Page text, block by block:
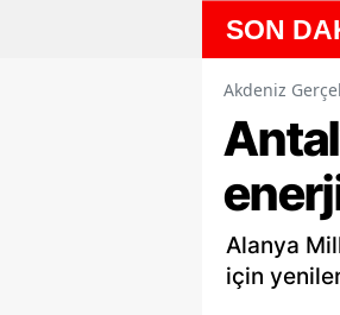
SON
Gücü Zayıfladı"
Akdeniz
Alanya
için